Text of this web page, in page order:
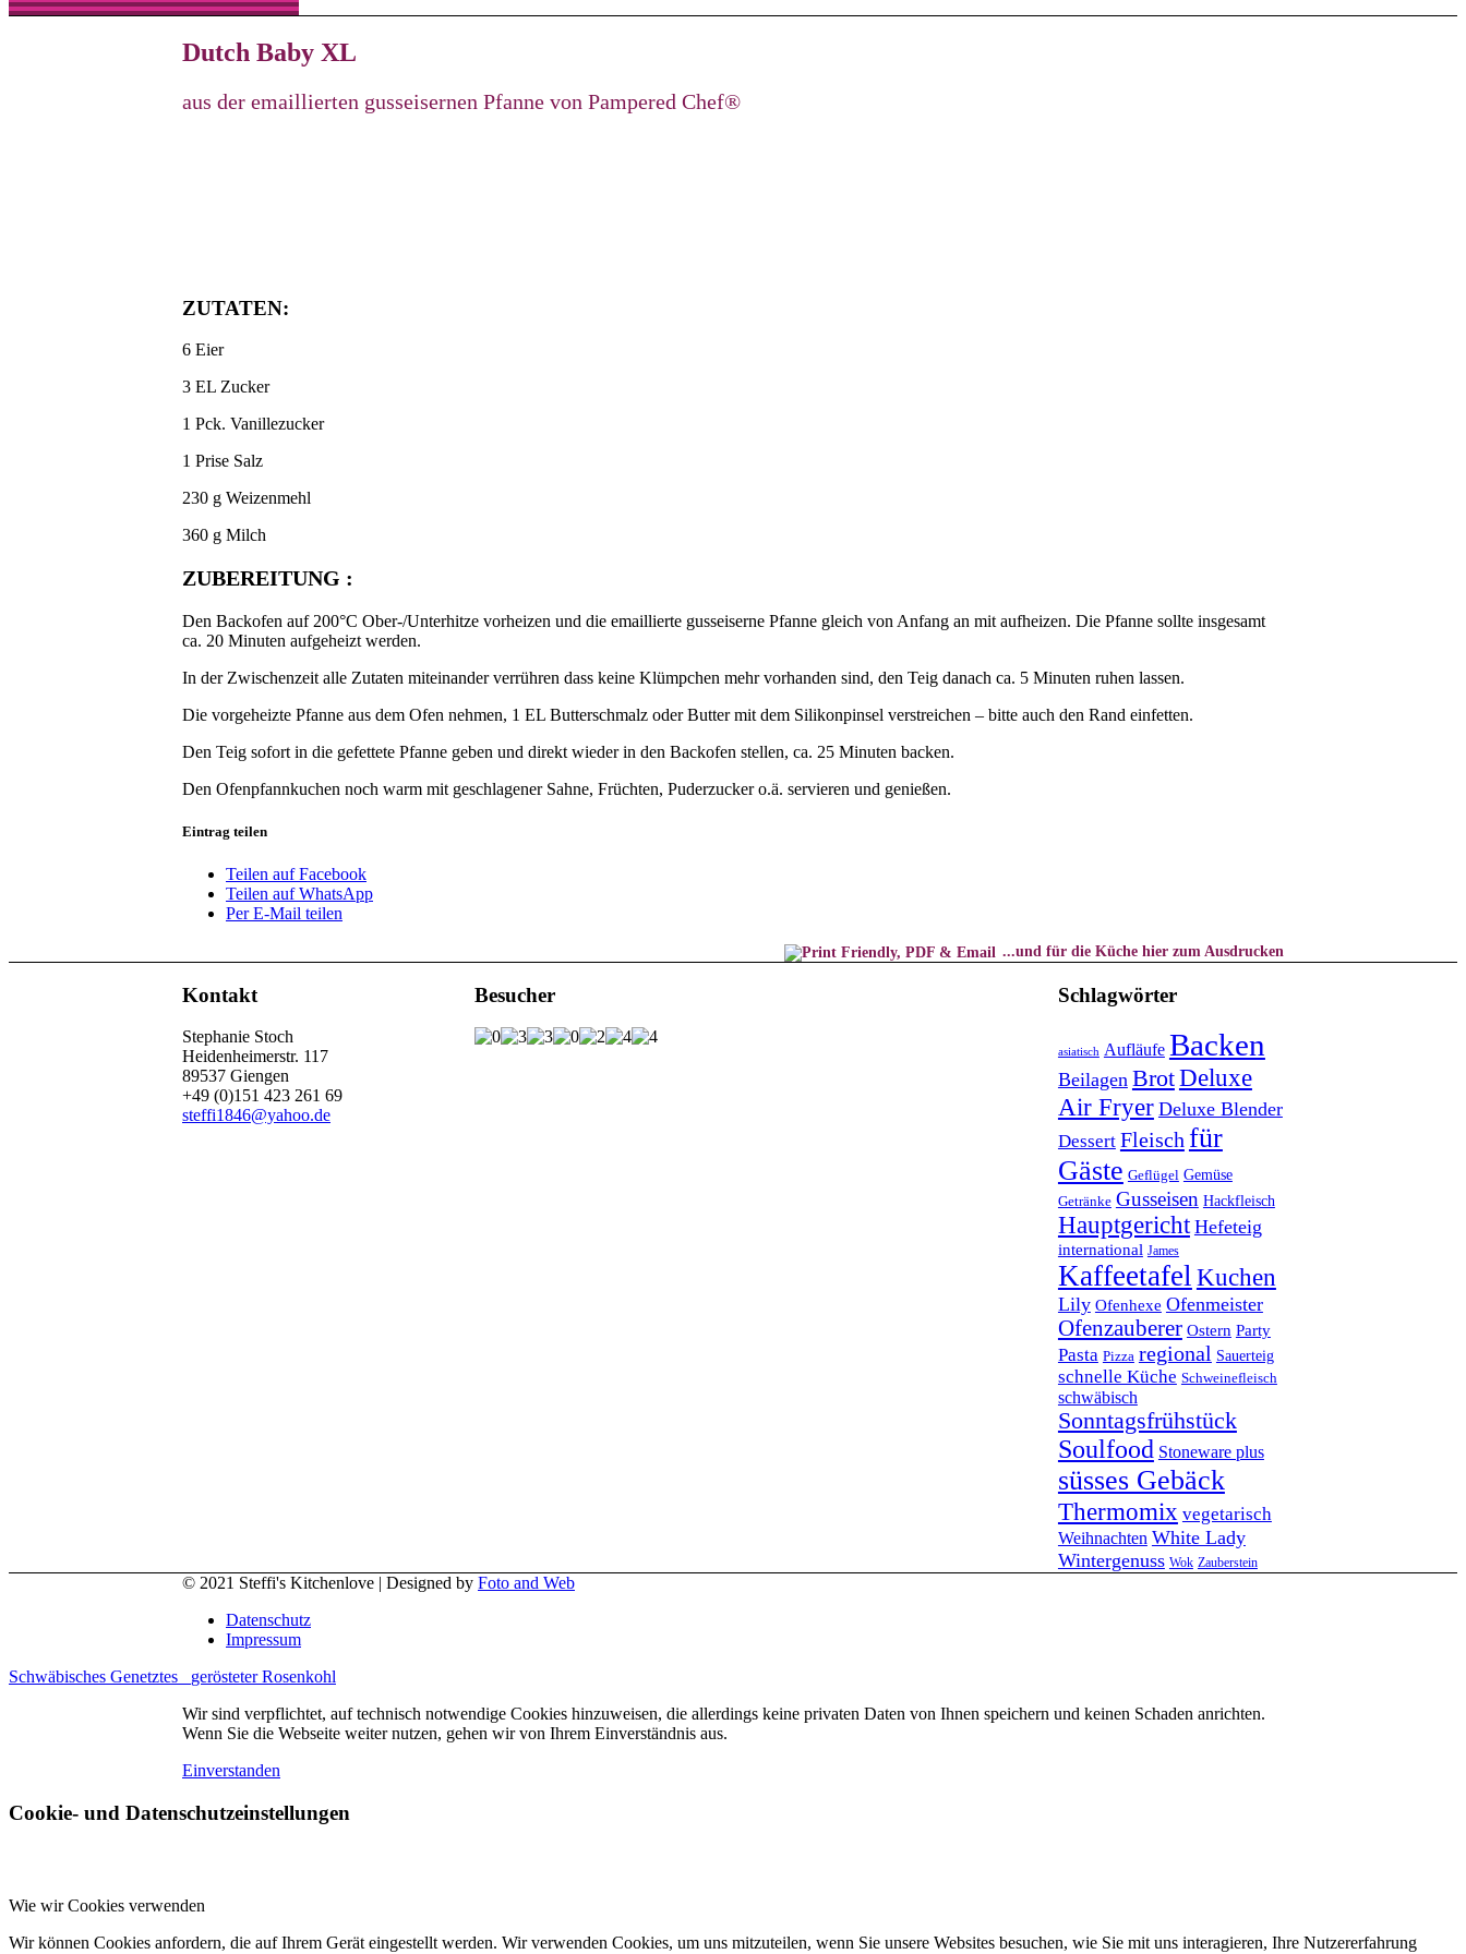
Dutch Baby XL
aus der emaillierten gusseisernen Pfanne von Pampered Chef®
ZUTATEN:
6 Eier
3 EL Zucker
1 Pck. Vanillezucker
1 Prise Salz
230 g Weizenmehl
360 g Milch
ZUBEREITUNG :
Den Backofen auf 200°C Ober-/Unterhitze vorheizen und die emaillierte gusseiserne Pfanne gleich von Anfang an mit aufheizen. Die Pfanne sollte insgesamt
ca. 20 Minuten aufgeheizt werden.
In der Zwischenzeit alle Zutaten miteinander verrühren dass keine Klümpchen mehr vorhanden sind, den Teig danach ca. 5 Minuten ruhen lassen.
Die vorgeheizte Pfanne aus dem Ofen nehmen, 1 EL Butterschmalz oder Butter mit dem Silikonpinsel verstreichen – bitte auch den Rand einfetten.
Den Teig sofort in die gefettete Pfanne geben und direkt wieder in den Backofen stellen, ca. 25 Minuten backen.
Den Ofenpfannkuchen noch warm mit geschlagener Sahne, Früchten, Puderzucker o.ä. servieren und genießen.
Eintrag teilen
Teilen auf Facebook
Teilen auf WhatsApp
Per E-Mail teilen
...und für die Küche hier zum Ausdrucken
Kontakt
Stephanie Stoch
Heidenheimerstr. 117
89537 Giengen
+49 (0)151 423 261 69
steffi1846@yahoo.de
Besucher Schlagwörter
asiatisch Aufläufe Backen
Beilagen BrotDeluxe
Air Fryer Deluxe Blender
Dessert Fleisch für
Gäste Geflügel Gemüse
Getränke Gusseisen Hackfleisch
Hauptgericht Hefeteig
international James
KaffeetafelKuchen
Lily Ofenhexe Ofenmeister
Ofenzauberer Ostern Party
Pasta Pizza regional Sauerteig
schnelle Küche Schweinefleisch
schwäbisch
Sonntagsfrühstück
Soulfood Stoneware plus
süsses Gebäck
Thermomix vegetarisch
Weihnachten White Lady
Wintergenuss Wok Zauberstein
© 2021 Steffi's Kitchenlove | Designed by Foto and Web
Datenschutz
Impressum
Schwäbisches Genetztes
gerösteter Rosenkohl
Wir sind verpflichtet, auf technisch notwendige Cookies hinzuweisen, die allerdings keine privaten Daten von Ihnen speichern und keinen Schaden anrichten.
Wenn Sie die Webseite weiter nutzen, gehen wir von Ihrem Einverständnis aus.
Einverstanden
Cookie- und Datenschutzeinstellungen
Wie wir Cookies verwenden
Wir können Cookies anfordern, die auf Ihrem Gerät eingestellt werden. Wir verwenden Cookies, um uns mitzuteilen, wenn Sie unsere Websites besuchen, wie Sie mit uns interagieren, Ihre Nutzererfahrung